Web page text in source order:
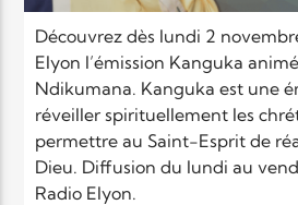
Elyon Rhema
Elyon Hits
Découvrez dès lundi 2
Elyon l’émission Kanguka
Ndikumana. Kanguka est une
réveiller spirituellement les
permettre au Saint-Esprit de
Dieu. Diffusion du lundi au
Radio Elyon.